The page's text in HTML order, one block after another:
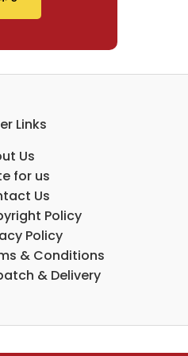
Links
Us
for us
Us
Policy
Policy
& Conditions
& Delivery